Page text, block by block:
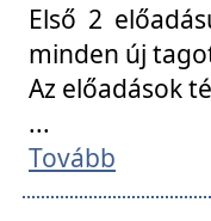
Első 2
minden új
Az előadások
...
Tovább